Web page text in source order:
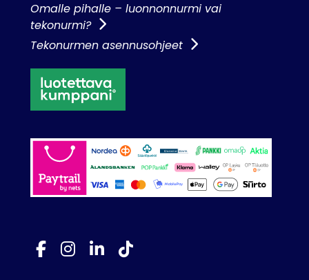
Omalle pihalle – luonnonnurmi vai
tekonurmi?
Tekonurmen asennusohjeet